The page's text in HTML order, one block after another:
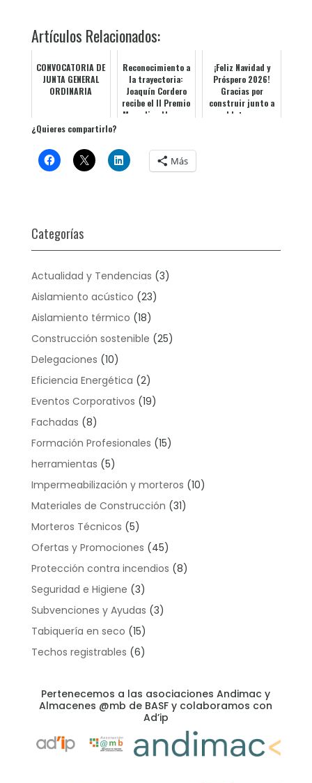
Artículos Relacionados:
CONVOCATORIA DE
JUNTA GENERAL
ORDINARIA
Reconocimiento a
la trayectoria:
Joaquín Cordero
recibe el II Premio
Marcelino Llaneza
¡Feliz Navidad y
Próspero 2026!
Gracias por
construir junto a
Idaterm
¿Quieres compartirlo?
Más
Categorías
Actualidad y Tendencias (3)
Aislamiento acústico (23)
Aislamiento térmico (18)
Construcción sostenible (25)
Delegaciones (10)
Eficiencia Energética (2)
Eventos Corporativos (19)
Fachadas (8)
Formación Profesionales (15)
herramientas (5)
Impermeabilización y morteros (10)
Materiales de Construcción (31)
Morteros Técnicos (5)
Ofertas y Promociones (45)
Protección contra incendios (8)
Seguridad e Higiene (3)
Subvenciones y Ayudas (3)
Tabiquería en seco (15)
Techos registrables (6)
Pertenecemos a las asociaciones Andimac y
Almacenes @mb de BASF y colaboramos con
Ad’ip